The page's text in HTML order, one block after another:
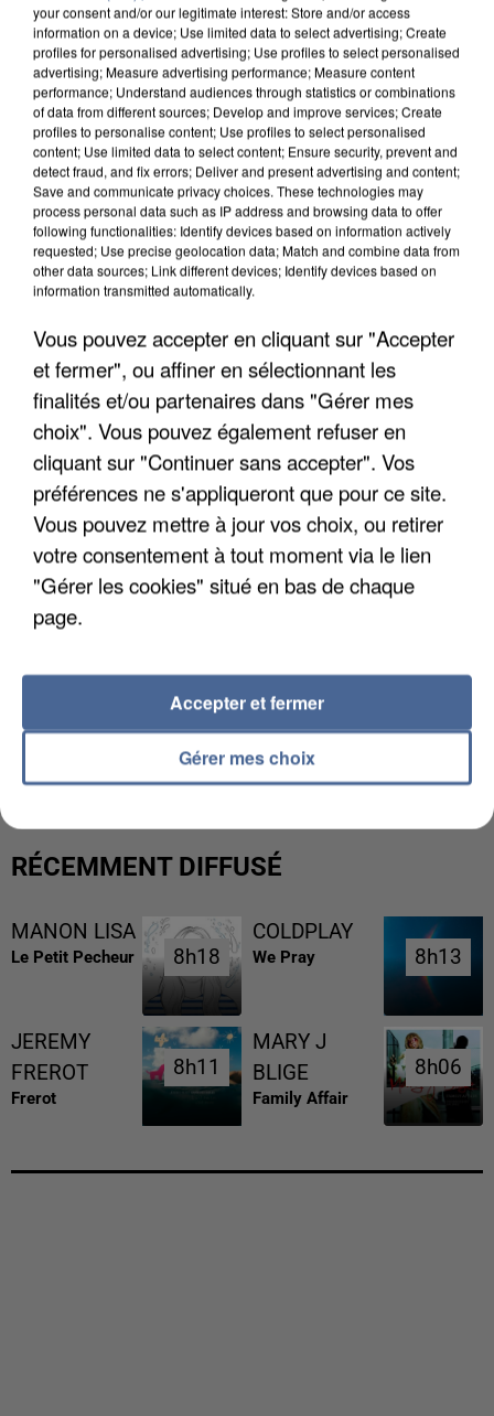
UNE TOURISTE DE L’OISE EMPORTÉE PAR UNE
LES DONNÉES DE 300 000 CLIENTS DÉROBÉES À
INTERMARCHÉ APRÈS UNE...
RÉCEMMENT DIFFUSÉ
MANON LISA
Le Petit Pecheur 8h18
8h18
COLDPLAY
We Pray 8h13
8h13
JEREMY
FREROT
Frerot
8h11
8h11
MARY J
BLIGE
Family Affair
8h06
8h06
your consent and/or our legitimate interest: Store and/or access
information on a device; Use limited data to select advertising; Create
profiles for personalised advertising; Use profiles to select personalised
advertising; Measure advertising performance; Measure content
performance; Understand audiences through statistics or combinations
of data from different sources; Develop and improve services; Create
profiles to personalise content; Use profiles to select personalised
content; Use limited data to select content; Ensure security, prevent and
detect fraud, and fix errors; Deliver and present advertising and content;
Save and communicate privacy choices. These technologies may
process personal data such as IP address and browsing data to offer
following functionalities: Identify devices based on information actively
requested; Use precise geolocation data; Match and combine data from
other data sources; Link different devices; Identify devices based on
information transmitted automatically.
Vous pouvez accepter en cliquant sur "Accepter
et fermer", ou affiner en sélectionnant les
finalités et/ou partenaires dans "Gérer mes
choix". Vous pouvez également refuser en
cliquant sur "Continuer sans accepter". Vos
préférences ne s'appliqueront que pour ce site.
Vous pouvez mettre à jour vos choix, ou retirer
votre consentement à tout moment via le lien
"Gérer les cookies" situé en bas de chaque
page.
Gérer mes choix
Accepter et fermer